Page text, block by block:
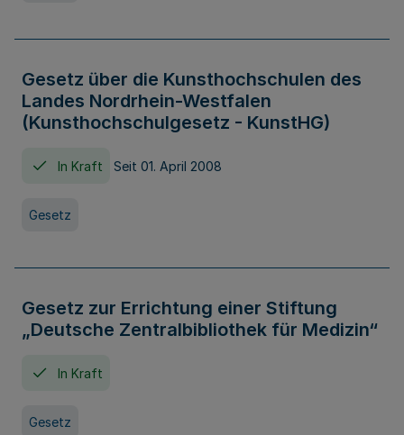
Gesetz über die Kunsthochschulen des
Landes Nordrhein-Westfalen
(Kunsthochschulgesetz - KunstHG)
In Kraft Seit 01. April 2008
Gesetz
Gesetz zur Errichtung einer Stiftung
„Deutsche Zentralbibliothek für Medizin“
In Kraft
Gesetz